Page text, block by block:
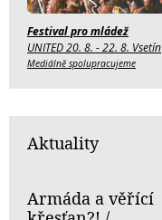
Festival pro mládež
UNITED 20. 8. - 22. 8. Vsetín
Mediálně spolupracujeme
Aktuality
Armáda a věřící